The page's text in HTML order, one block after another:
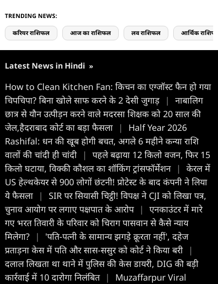
TRENDING NEWS:
करियर राशिफल आज का राशिफल लव राशिफल आर्थिक
Latest News in Hindi »
How to Clean Kitchen Fan: किचन का एग्जॉस्ट फैन हो गया
चिपचिपा? बिना खोले साफ करने के 2 देसी जुगाड़
|
नाबालिग
छात्र से यौन उत्पीड़न करने वाले मदरसा शिक्षक को 20 साल की
जेल,हैदराबाद कोर्ट का बड़ा फैसला
|
Half Year 2026
Rashifal: धन की खूब होगी बचत, अगले 6 महीने कन्या राशि
वालों की चांदी ही चांदी
|
पहले बढ़ाया 12 किलो वजन, फिर 15
किलो घटाया, विक्की कौशल का शॉकिंग ट्रांसफॉर्मेशन |
केरल में
US हेल्थकेयर से 900 लोगों छंटनी! प्रोटेस्ट के बाद कंपनी ने लिया
ये फैसला
|
SIR पर सियासी चिट्ठी! विपक्ष ने CJI को लिखा पत्र,
चुनाव आयोग पर लगाए पक्षपात के आरोप |
एनकाउंटर में मारे
गए भरत तिवारी के परिवार को चिराग पासवान से कैसे न्याय
मिलेगा?
|
'पति-पत्नी के सामान्य झगड़े क्रूरता नहीं', दहेज
प्रताड़ना केस में पति और सास-ससुर को कोर्ट ने किया बरी
|
दलाल लिखता था थाने में पुलिस की केस डायरी, DIG की बड़ी
कार्रवाई में 10 दारोगा निलंबित |
Muzaffarpur Viral